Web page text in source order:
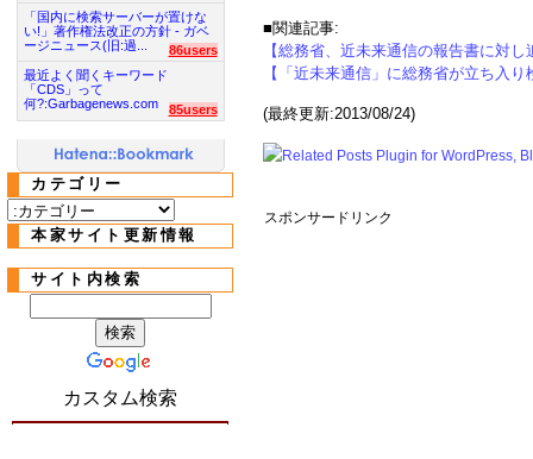
■関連記事:
【総務省、近未来通信の報告書に対
【「近未来通信」に総務省が立ち入り
(最終更新:2013/08/24)
スポンサードリンク
「国内に検索サーバーが置けな
い!」著作権法改正の方針 - ガベ
ージニュース(旧:過...
86users
最近よく聞くキーワード
「CDS」って
何?:Garbagenews.com
85users
カテゴリー
本家サイト更新情報
サイト内検索
カスタム検索